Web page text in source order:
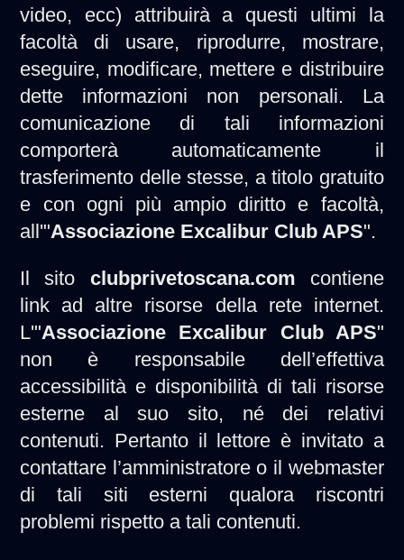
video, ecc) attribuirà a questi ultimi la
facoltà di usare, riprodurre, mostrare,
eseguire, modificare, mettere e distribuire
dette informazioni non personali. La
comunicazione di tali informazioni
comporterà automaticamente il
trasferimento delle stesse, a titolo gratuito
e con ogni più ampio diritto e facoltà,
all'"Associazione Excalibur Club APS".
Il sito clubprivetoscana.com contiene
link ad altre risorse della rete internet.
L'"Associazione Excalibur Club APS"
non è responsabile dell’effettiva
accessibilità e disponibilità di tali risorse
esterne al suo sito, né dei relativi
contenuti. Pertanto il lettore è invitato a
contattare l’amministratore o il webmaster
di tali siti esterni qualora riscontri
problemi rispetto a tali contenuti.